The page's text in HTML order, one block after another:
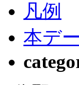
凡例
本デ